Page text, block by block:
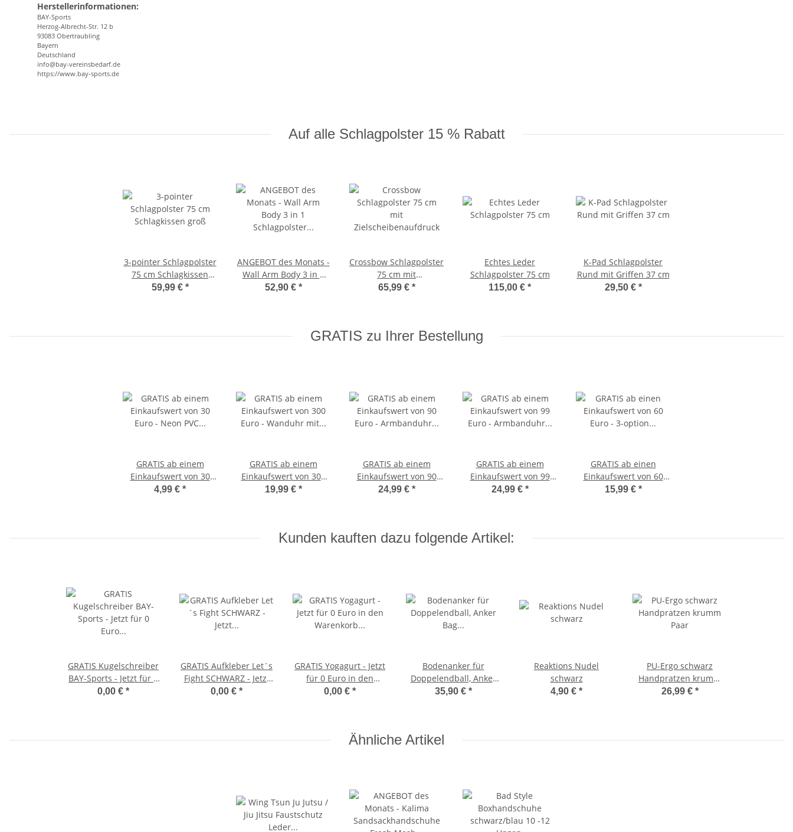
Herstellerinformationen:
BAY-Sports
Herzog-Albrecht-Str. 12 b
93083 Obertraubling
Bayern
Deutschland
info@bay-vereinsbedarf.de
https://www.bay-sports.de
Auf alle Schlagpolster 15 % Rabatt
3-pointer Schlagpolster
75 cm Schlagkissen
groß
59,99 € *
ANGEBOT des Monats -
Wall Arm Body 3 in 1
Schlagpolster Wand
52,90 € *
Crossbow Schlagpolster
75 cm mit
Zielscheibenaufdruck
65,99 € *
Echtes Leder
Schlagpolster 75 cm
115,00 € *
K-Pad Schlagpolster
Rund mit Griffen 37 cm
29,50 € *
GRATIS zu Ihrer Bestellung
GRATIS ab einem
Einkaufswert von 30
Euro - Neon PVC
4,99 € *
GRATIS ab einem
Einkaufswert von 300
Euro - Wanduhr mit
19,99 € *
GRATIS ab einem
Einkaufswert von 90
Euro - Armbanduhr
24,99 € *
GRATIS ab einem
Einkaufswert von 99
Euro - Armbanduhr
24,99 € *
GRATIS ab einen
Einkaufswert von 60
Euro - 3-option
15,99 € *
Kunden kauften dazu folgende Artikel:
GRATIS Kugelschreiber
BAY-Sports - Jetzt für 0
Euro in den Warenkorb
0,00 € *
GRATIS Aufkleber Let´s
Fight SCHWARZ - Jetzt
für 0 Euro in den
0,00 € *
GRATIS Yogagurt - Jetzt
für 0 Euro in den
Warenkorb legen.
0,00 € *
Bodenanker für
Doppelendball, Anker
Bag Punchingball,
35,90 € *
Reaktions Nudel
schwarz
4,90 € *
PU-Ergo schwarz
Handpratzen krumm
Paar
26,99 € *
Ähnliche Artikel